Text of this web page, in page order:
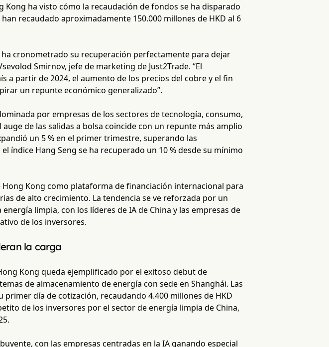
Kong ha visto cómo la recaudación de fondos se ha disparado
recaudado aproximadamente 150.000 millones de HKD al 6
ha cronometrado su recuperación perfectamente para dejar
Smirnov, jefe de marketing de Just2Trade. “El
a partir de 2024, el aumento de los precios del cobre y el fin
un repunte económico generalizado”.
por empresas de los sectores de tecnología, consumo,
de las salidas a bolsa coincide con un repunte más amplio
un 5 % en el primer trimestre, superando las
índice Hang Seng se ha recuperado un 10 % desde su mínimo
Kong como plataforma de financiación internacional para
de alto crecimiento. La tendencia se ve reforzada por un
limpia, con los líderes de IA de China y las empresas de
de los inversores.
la carga
Kong queda ejemplificado por el exitoso debut de
de almacenamiento de energía con sede en Shanghái. Las
primer día de cotización, recaudando 4.400 millones de HKD
de los inversores por el sector de energía limpia de China,
con las empresas centradas en la IA ganando especial